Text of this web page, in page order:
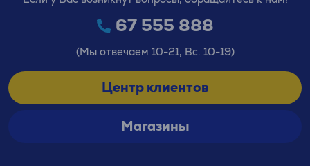
67 555 888
(Мы отвечаем 10-21, Вс. 10-19)
Центр клиентов
Магазины